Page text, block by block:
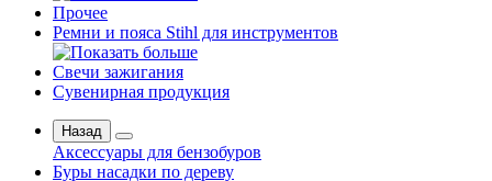
Прочее
Ремни и пояса Stihl для инструментов
Свечи зажигания
Сувенирная продукция
Назад
Аксессуары для бензобуров
Буры насадки по дереву